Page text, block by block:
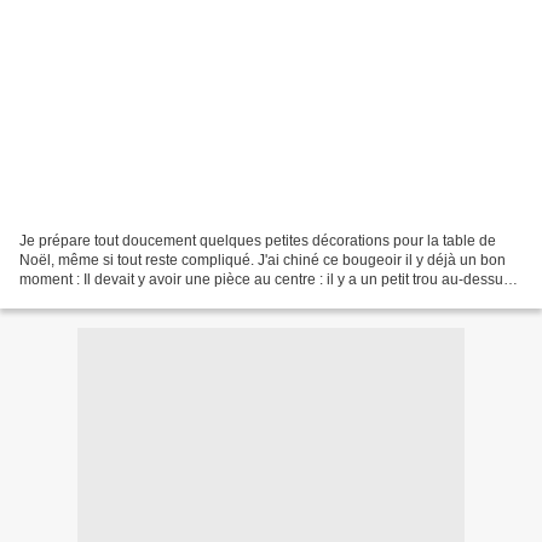
Je prépare tout doucement quelques petites décorations pour la table de
Noël, même si tout reste compliqué. J'ai chiné ce bougeoir il y déjà un bon
moment : Il devait y avoir une pièce au centre : il y a un petit trou au-dessus